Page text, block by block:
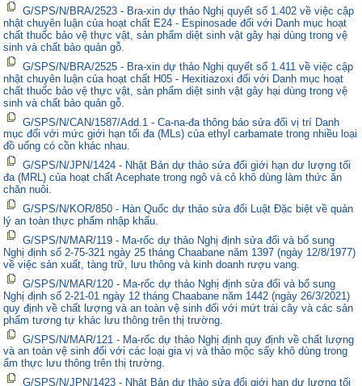
G/SPS/N/BRA/2523 - Bra-xin dự thảo Nghị quyết số 1.402 về việc cập
nhật chuyên luận của hoạt chất E24 - Espinosade đối với Danh mục hoạt
chất thuốc bảo vệ thực vật, sản phẩm diệt sinh vật gây hại dùng trong vệ
sinh và chất bảo quản gỗ.
G/SPS/N/BRA/2525 - Bra-xin dự thảo Nghị quyết số 1.411 về việc cập
nhật chuyên luận của hoạt chất H05 - Hexitiazoxi đối với Danh mục hoạt
chất thuốc bảo vệ thực vật, sản phẩm diệt sinh vật gây hại dùng trong vệ
sinh và chất bảo quản gỗ.
G/SPS/N/CAN/1587/Add.1 - Ca-na-đa thông báo sửa đổi vị trí Danh
mục đối với mức giới hạn tối đa (MLs) của ethyl carbamate trong nhiều loại
đồ uống có cồn khác nhau.
G/SPS/N/JPN/1424 - Nhật Bản dự thảo sửa đổi giới hạn dư lượng tối
đa (MRL) của hoạt chất Acephate trong ngô và cỏ khô dùng làm thức ăn
chăn nuôi.
G/SPS/N/KOR/850 - Hàn Quốc dự thảo sửa đổi Luật Đặc biệt về quản
lý an toàn thực phẩm nhập khẩu.
G/SPS/N/MAR/119 - Ma-rốc dự thảo Nghị định sửa đổi và bổ sung
Nghị định số 2-75-321 ngày 25 tháng Chaabane năm 1397 (ngày 12/8/1977)
về việc sản xuất, tàng trữ, lưu thông và kinh doanh rượu vang.
G/SPS/N/MAR/120 - Ma-rốc dự thảo Nghị định sửa đổi và bổ sung
Nghị định số 2-21-01 ngày 12 tháng Chaabane năm 1442 (ngày 26/3/2021)
quy định về chất lượng và an toàn vệ sinh đối với mứt trái cây và các sản
phẩm tương tự khác lưu thông trên thị trường.
G/SPS/N/MAR/121 - Ma-rốc dự thảo Nghị định quy định về chất lượng
và an toàn vệ sinh đối với các loại gia vị và thảo mộc sấy khô dùng trong
ẩm thực lưu thông trên thị trường.
G/SPS/N/JPN/1423 - Nhật Bản dự thảo sửa đổi giới hạn dư lượng tối